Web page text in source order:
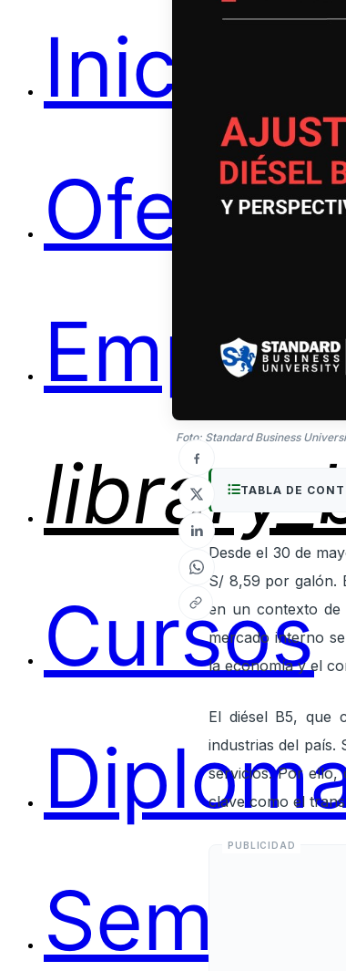
Inicio
Ofertas
Cursos
Foto: Standard Business
TABLA DE
Desde el 30 de
S/ 8,59 por galón.
en un contexto de
mercado interno
la economía y el
El diésel B5, que
industrias del país.
servicios. Por ello,
clave como el